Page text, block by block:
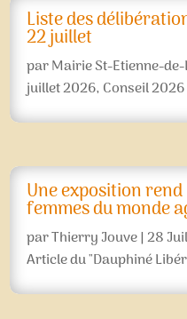
Liste des
22 juillet
parMairie St-Etienne-
juillet 2026, Conseil 2026
Une exposition
femmes du monde
parThierry Jouve|28
Article du "Dauphiné